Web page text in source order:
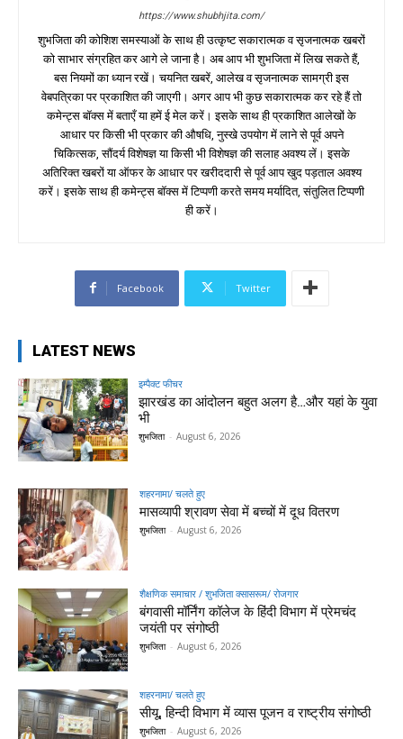
https://www.shubhjita.com/
शुभजिता की कोशिश समस्याओं के साथ ही उत्कृष्ट सकारात्मक व सृजनात्मक खबरों
को साभार संग्रहित कर आगे ले जाना है। अब आप भी शुभजिता में लिख सकते हैं,
बस नियमों का ध्यान रखें। चयनित खबरें, आलेख व सृजनात्मक सामग्री इस
वेबपत्रिका पर प्रकाशित की जाएगी। अगर आप भी कुछ सकारात्मक कर रहे हैं तो
कमेन्ट्स बॉक्स में बताएँ या हमें ई मेल करें। इसके साथ ही प्रकाशित आलेखों के
आधार पर किसी भी प्रकार की औषधि, नुस्खे उपयोग में लाने से पूर्व अपने
चिकित्सक, सौंदर्य विशेषज्ञ या किसी भी विशेषज्ञ की सलाह अवश्य लें। इसके
अतिरिक्त खबरों या ऑफर के आधार पर खरीददारी से पूर्व आप खुद पड़ताल अवश्य
करें। इसके साथ ही कमेन्ट्स बॉक्स में टिप्पणी करते समय मर्यादित, संतुलित टिप्पणी
ही करें।
Facebook Twitter
LATEST NEWS
इम्पैक्ट फीचर
झारखंड का आंदोलन बहुत अलग है…और यहां के युवा
भी
शुभजिता - August 6, 2026
शहरनामा/ चलते हुए
मासव्यापी श्रावण सेवा में बच्चों में दूध वितरण
शुभजिता - August 6, 2026
शैक्षणिक समाचार / शुभजिता क्सासरूम/ रोजगार
बंगवासी मॉर्निंग कॉलेज के हिंदी विभाग में प्रेमचंद
जयंती पर संगोष्ठी
शुभजिता - August 6, 2026
शहरनामा/ चलते हुए
सीयू, हिन्दी विभाग में व्यास पूजन व राष्ट्रीय संगोष्ठी
शुभजिता - August 6, 2026